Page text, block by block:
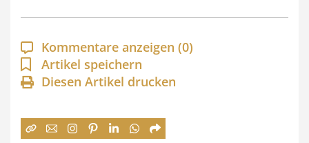
p
a
n
n
:
Kommentare anzeigen (0)
Artikel speichern
Diesen Artikel drucken